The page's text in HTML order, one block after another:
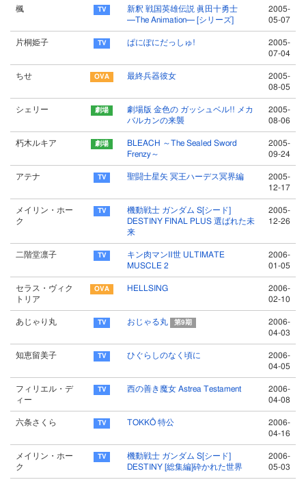
楓
新釈 戦国英雄伝説 眞田十勇士
─The Animation─ [シリーズ]
2005-
05-07
片桐姫子 ぱにぽにだっしゅ!
2005-
07-04
ちせ 最終兵器彼女
2005-
08-05
シェリー
劇場版 金色の ガッシュベル!! メカ
バルカンの来襲
2005-
08-06
朽木ルキア
BLEACH ～The Sealed Sword
Frenzy～
2005-
09-24
アテナ 聖闘士星矢 冥王ハーデス冥界編
2005-
12-17
メイリン・ホー
ク
機動戦士 ガンダム S[シード]
DESTINY FINAL PLUS 選ばれた未
来
2005-
12-26
二階堂凛子
キン肉マンⅡ世 ULTIMATE
MUSCLE 2
2006-
01-05
セラス・ヴィク
トリア
HELLSING
2006-
02-10
あじゃり丸 おじゃる丸 第9期
2006-
04-03
知恵留美子 ひぐらしのなく頃に
2006-
04-05
フィリエル・デ
ィー
西の善き魔女 Astrea Testament
2006-
04-08
六条さくら TOKKÔ 特公
2006-
04-16
メイリン・ホー
ク
機動戦士 ガンダム S[シード]
DESTINY [総集編]砕かれた世界
2006-
05-03